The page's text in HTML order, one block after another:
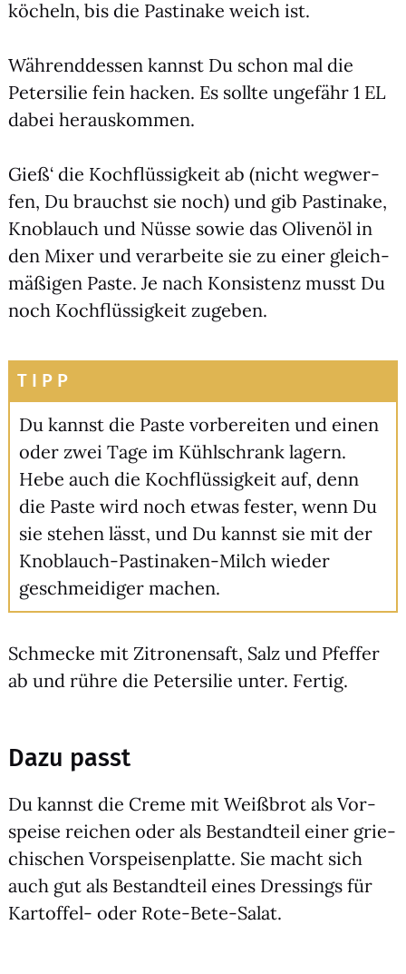
köcheln, bis die Pas­ti­na­ke weich ist.
Wäh­rend­des­sen kannst Du schon mal die
Peter­si­lie fein hacken. Es soll­te unge­fähr 1 EL
dabei her­aus­kom­men.
Gieß‘ die Koch­flüs­sig­keit ab (nicht weg­wer­
fen, Du brauchst sie noch) und gib Pas­ti­na­ke,
Knob­lauch und Nüs­se sowie das Oli­ven­öl in
den Mixer und ver­ar­bei­te sie zu einer gleich­
mä­ßi­gen Pas­te. Je nach Kon­sis­tenz musst Du
noch Koch­flüs­sig­keit zuge­ben.
TIPP
Du kannst die Pas­te vor­be­rei­ten und einen
oder zwei Tage im Kühl­schrank lagern.
Hebe auch die Koch­flüs­sig­keit auf, denn
die Pas­te wird noch etwas fes­ter, wenn Du
sie ste­hen lässt, und Du kannst sie mit der
Knob­lauch-Pas­ti­na­ken-Milch wie­der
geschmei­di­ger machen.
Schme­cke mit Zitro­nen­saft, Salz und Pfef­fer
ab und rüh­re die Peter­si­lie unter. Fer­tig.
Dazu passt
Du kannst die Creme mit Weiß­brot als Vor­
spei­se rei­chen oder als Bestand­teil einer grie­
chi­schen Vor­spei­sen­plat­te. Sie macht sich
auch gut als Bestand­teil eines Dres­sings für
Kar­tof­fel- oder Rote-Bete-Salat.